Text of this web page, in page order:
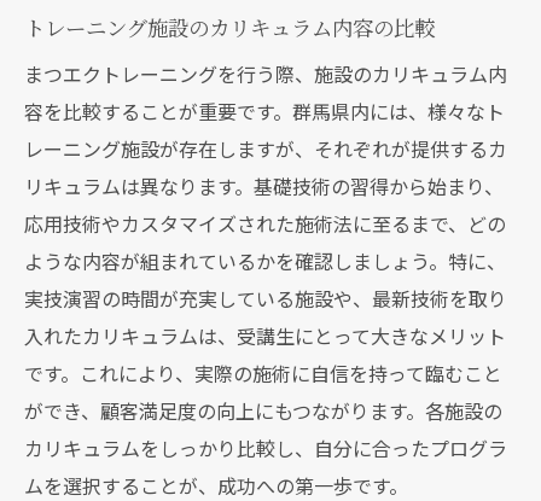
トレーニング施設のカリキュラム内容の比較
まつエクトレーニングを行う際、施設のカリキュラム内
容を比較することが重要です。群馬県内には、様々なト
レーニング施設が存在しますが、それぞれが提供するカ
リキュラムは異なります。基礎技術の習得から始まり、
応用技術やカスタマイズされた施術法に至るまで、どの
ような内容が組まれているかを確認しましょう。特に、
実技演習の時間が充実している施設や、最新技術を取り
入れたカリキュラムは、受講生にとって大きなメリット
です。これにより、実際の施術に自信を持って臨むこと
ができ、顧客満足度の向上にもつながります。各施設の
カリキュラムをしっかり比較し、自分に合ったプログラ
ムを選択することが、成功への第一歩です。